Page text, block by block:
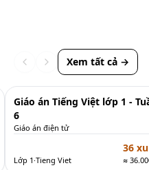
Xem tất cả →
Mới
Giáo
Giáo án Tiếng Việt lớp 1 -
6
Giáo án điện tử
Lớp 1·Tieng Viet
36 xu
≈